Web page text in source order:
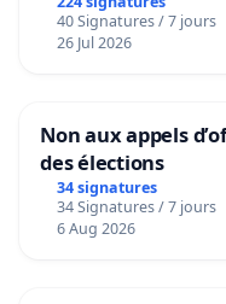
40 Signatures / 7 jours
26 Jul 2026
Non aux appels
des élections
34 signatures
34 Signatures / 7 jours
6 Aug 2026